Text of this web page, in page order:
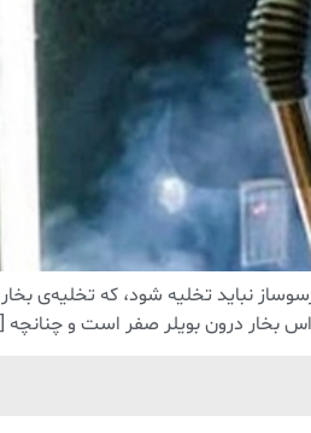
نباید تخلیه شود، که تخلیه‌ی
بخار درون بویلر صفر است و چنانچه